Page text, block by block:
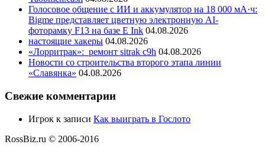
Голосовое общение с ИИ и аккумулятор на 18 000 мА·ч:
Bigme представляет цветную электронную AI-
фоторамку F13 на базе E Ink 04.08.2026
настоящие хакеры 04.08.2026
«Лорритрак»: ремонт sitrak c9h 04.08.2026
Новости со строительства второго этапа линии
«Славянка» 04.08.2026
Свежие комментарии
Игрок к записи Как выиграть в Гослото
RossBiz.ru © 2006-2016